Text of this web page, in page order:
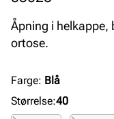
Åpning i helkappe,
ortose.
Farge: Blå
Størrelse:40